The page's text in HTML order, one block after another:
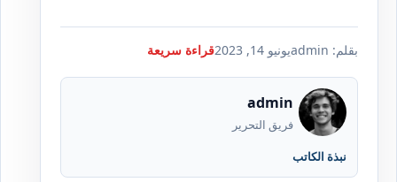
بقلم: admin يونيو 14, 2023 قراءة سريعة
admin
فريق التحرير
نبذة الكاتب